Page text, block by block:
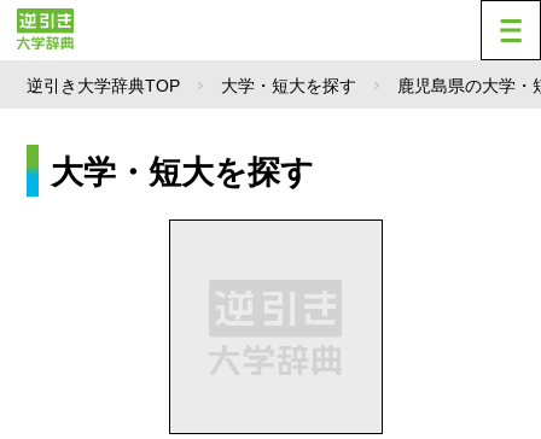
逆引き大学辞典TOP 大学・短大を探す 鹿児島県の大学・
大学・短大を探す